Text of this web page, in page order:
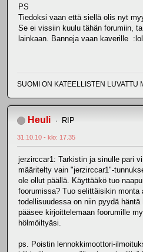
PS
Tiedoksi vaan että siellä olis nyt
Se ei vissiin kuulu tähän forumiin,
lainkaan. Banneja vaan kaverille
SUOMI ON KATEELLISTEN LUVATTU
Heuli RIP
31.10.10 - klo: 17.35
jerzirccar1: Tarkistin ja sinulle pari
määritelty vain "jerzirccar1"-
ole ollut päällä. Käyttääkö tuo
foorumissa? Tuo selittäisikin monta
todellisuudessa on niin pyydä
pääsee kirjoittelemaan foorumille
hölmöiltyäsi.
ps. Poistin lennokkimoottori-